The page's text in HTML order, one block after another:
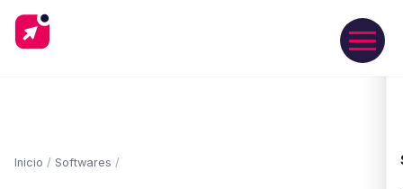
Inicio / Softwares /